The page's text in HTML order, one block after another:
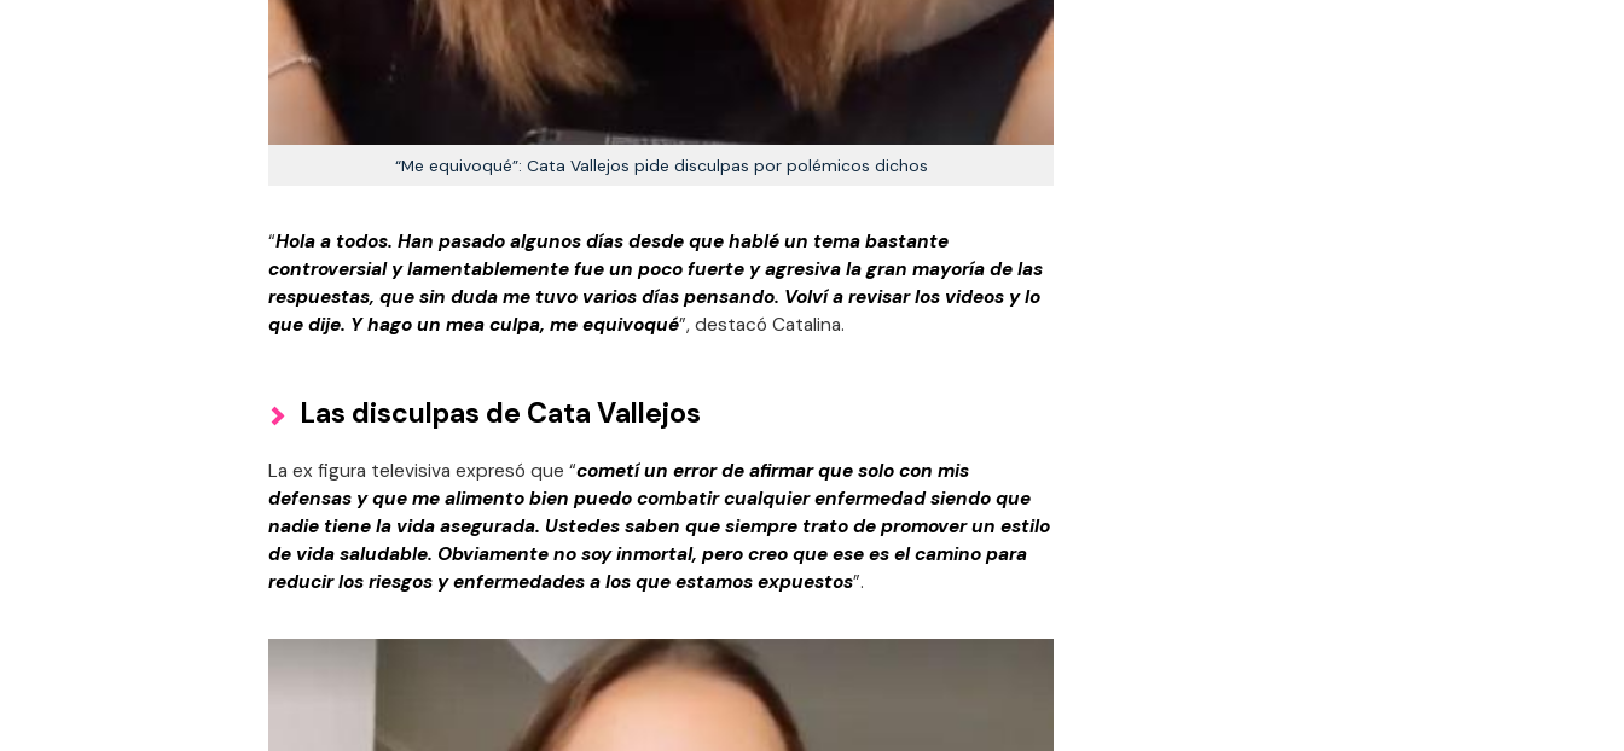
“Me equivoqué”: Cata Vallejos pide disculpas por polémicos dichos
“Hola a todos. Han pasado algunos días desde que hablé un tema bastante
controversial y lamentablemente fue un poco fuerte y agresiva la gran mayoría de las
respuestas, que sin duda me tuvo varios días pensando. Volví a revisar los videos y lo
que dije. Y hago un mea culpa, me equivoqué”, destacó Catalina.
Las disculpas de Cata Vallejos
La ex figura televisiva expresó que “cometí un error de afirmar que solo con mis
defensas y que me alimento bien puedo combatir cualquier enfermedad siendo que
nadie tiene la vida asegurada. Ustedes saben que siempre trato de promover un estilo
de vida saludable. Obviamente no soy inmortal, pero creo que ese es el camino para
reducir los riesgos y enfermedades a los que estamos expuestos”.